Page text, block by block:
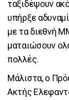
ταξιδέψουν
υπήρξε
με τα διεθνή
ματαιώσουν
πολλές.
Μάλιστα, ο
Ακτής